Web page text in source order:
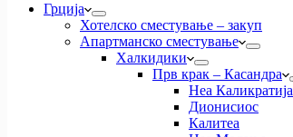
Грција
Хотелско сместување – закуп
Апартманско сместување
Халкидики
Прв крак – Касандра
Неа Каликратија
Дионисиос
Калитеа